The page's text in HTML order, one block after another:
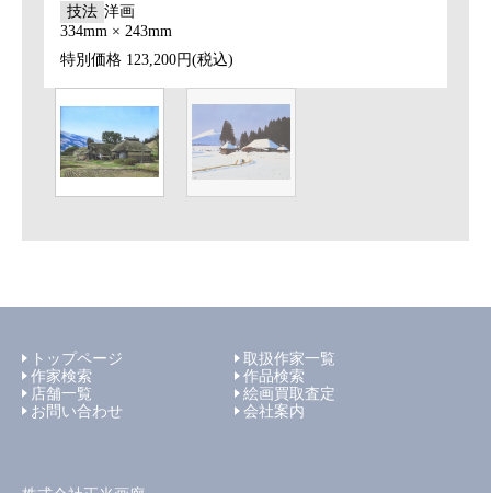
技法 洋画
334mm × 243mm
特別価格 123,200円(税込)
トップページ
取扱作家一覧
作家検索
作品検索
店舗一覧
絵画買取査定
お問い合わせ
会社案内